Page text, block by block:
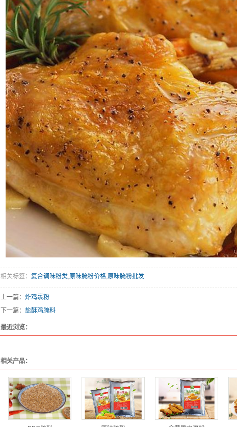
相关标签： 复合调味粉类,原味腌粉价格,原味腌粉批发
上一篇： 炸鸡裹粉
下一篇： 盐酥鸡腌料
最近浏览：
相关产品：